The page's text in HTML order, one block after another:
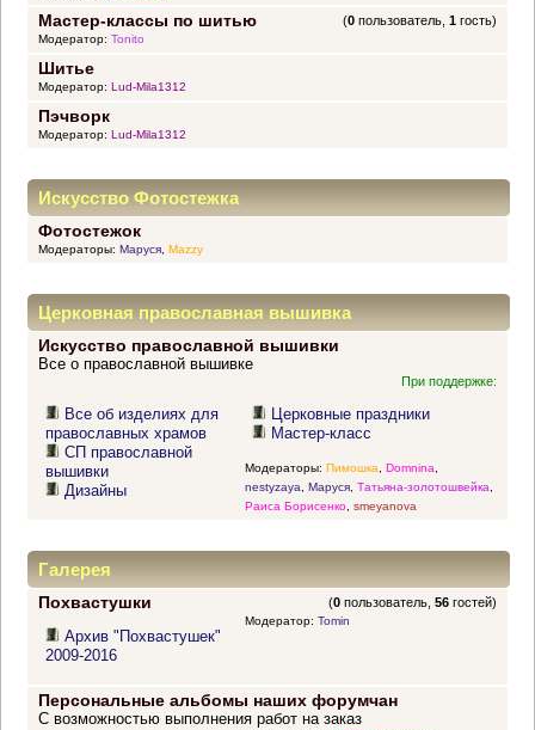
Мастер-классы по шитью (0 пользователь,1 гость)
Модератор: Tonito
Шитье
Модератор: Lud-Mila1312
Пэчворк
Модератор: Lud-Mila1312
Искусство Фотостежка
Фотостежок
Модераторы: Маруся, Mazzy
Церковная православная вышивка
Искусство православной вышивки
Все о православной вышивке
При поддержке:
Все об изделиях для
православных храмов
СП православной
вышивки
Дизайны
Церковные праздники
Мастер-класс
Модераторы: Пимошка Domnina
nestyzaya
Маруся, Татьяна-золотошвейка
Раиса Борисенко, smeyanova
Галерея
Похвастушки (0 пользователь,56 гостей)
Архив "Похвастушек"
2009-2016
Модератор: Tomin
Персональные альбомы наших форумчан
С возможностью выполнения работ на заказ